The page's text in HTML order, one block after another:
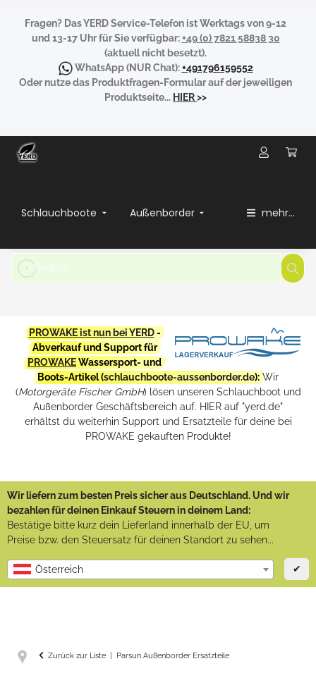
Fragen? Das YERD Service-Telefon ist Werktags von 9-12
und 13-17 Uhr für Sie verfügbar:+49 (0) 7821 58838 30
(aktuell nicht besetzt).
WhatsApp(NUR Chat):+491796159552
Oder nutze das Produktfragen-Formular auf der jeweiligen
Produktseite... HIER>>
Schlauchboote Außenborder mehr...
PROWAKE ist nun bei YERD-
Abverkauf und Support für
PROWAKEWassersport- und
Boots-Artikel (schlauchboote-aussenborder.de): Wir
(Motorgeräte Fischer GmbH) lösen unseren Schlauchboot und
Außenborder Geschäftsbereich auf. HIER auf "yerd.de"
erhältst du weiterhin Support und Ersatzteile für deine bei
PROWAKE gekauften Produkte!
Wir liefern zum besten Preis sicher aus Deutschland. Und wir
bezahlen für deinen Einkauf Steuern in deinem Land:
Bestätige bitte kurz dein Lieferland innerhalb der EU, um
Preise bzw. den Steuersatz für deinen Standort zu sehen...
Österreich ✔
Zurück zur Liste Parsun Außenborder Ersatzteile